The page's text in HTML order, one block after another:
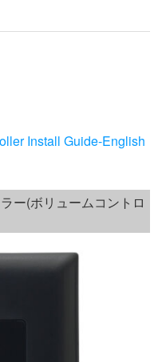
Install Guide-English
ー(ボリュームコントロ